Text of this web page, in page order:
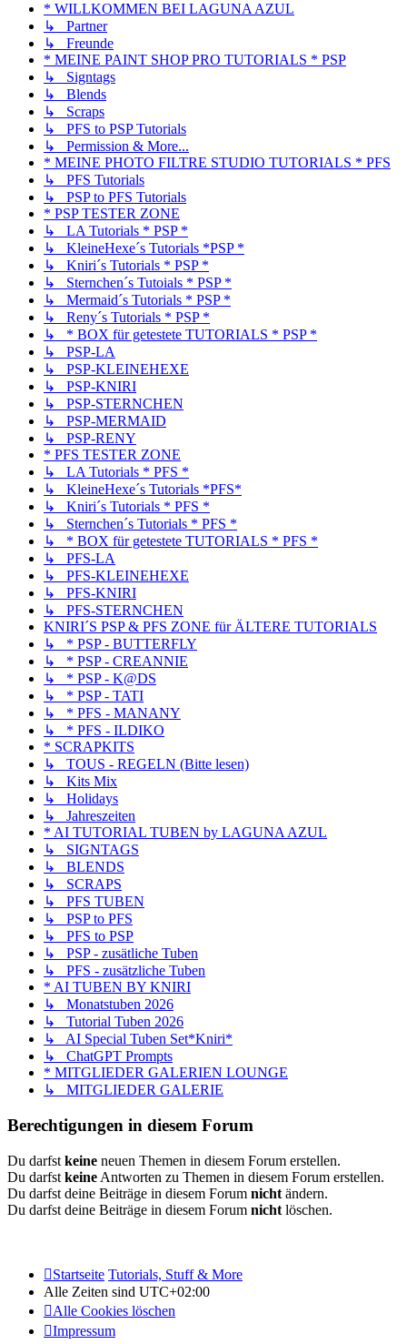
* WILLKOMMEN BEI LAGUNA AZUL
↳ Partner
↳ Freunde
* MEINE PAINT SHOP PRO TUTORIALS * PSP
↳ Signtags
↳ Blends
↳ Scraps
↳ PFS to PSP Tutorials
↳ Permission & More...
* MEINE PHOTO FILTRE STUDIO TUTORIALS * PFS
↳ PFS Tutorials
↳ PSP to PFS Tutorials
* PSP TESTER ZONE
↳ LA Tutorials * PSP *
↳ KleineHexe´s Tutorials *PSP *
↳ Kniri´s Tutorials * PSP *
↳ Sternchen´s Tutoials * PSP *
↳ Mermaid´s Tutorials * PSP *
↳ Reny´s Tutorials * PSP *
↳ * BOX für getestete TUTORIALS * PSP *
↳ PSP-LA
↳ PSP-KLEINEHEXE
↳ PSP-KNIRI
↳ PSP-STERNCHEN
↳ PSP-MERMAID
↳ PSP-RENY
* PFS TESTER ZONE
↳ LA Tutorials * PFS *
↳ KleineHexe´s Tutorials *PFS*
↳ Kniri´s Tutorials * PFS *
↳ Sternchen´s Tutorials * PFS *
↳ * BOX für getestete TUTORIALS * PFS *
↳ PFS-LA
↳ PFS-KLEINEHEXE
↳ PFS-KNIRI
↳ PFS-STERNCHEN
KNIRI´S PSP & PFS ZONE für ÄLTERE TUTORIALS
↳ * PSP - BUTTERFLY
↳ * PSP - CREANNIE
↳ * PSP - K@DS
↳ * PSP - TATI
↳ * PFS - MANANY
↳ * PFS - ILDIKO
* SCRAPKITS
↳ TOUS - REGELN (Bitte lesen)
↳ Kits Mix
↳ Holidays
↳ Jahreszeiten
* AI TUTORIAL TUBEN by LAGUNA AZUL
↳ SIGNTAGS
↳ BLENDS
↳ SCRAPS
↳ PFS TUBEN
↳ PSP to PFS
↳ PFS to PSP
↳ PSP - zusätliche Tuben
↳ PFS - zusätzliche Tuben
* AI TUBEN BY KNIRI
↳ Monatstuben 2026
↳ Tutorial Tuben 2026
↳ AI Special Tuben Set*Kniri*
↳ ChatGPT Prompts
* MITGLIEDER GALERIEN LOUNGE
↳ MITGLIEDER GALERIE
Berechtigungen in diesem Forum
Du darfst keine neuen Themen in diesem Forum erstellen.
Du darfst keine Antworten zu Themen in diesem Forum erstellen.
Du darfst deine Beiträge in diesem Forum nicht ändern.
Du darfst deine Beiträge in diesem Forum nicht löschen.
Startseite Tutorials, Stuff & More
Alle Zeiten sind UTC+02:00
Alle Cookies löschen
Impressum